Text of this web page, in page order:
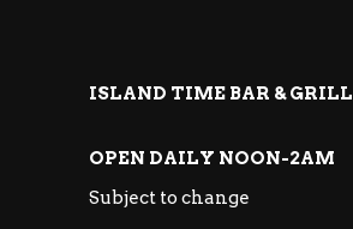
ISLAND TIME BAR & GRILL
OPEN DAILY NOON-2AM
Subject to change